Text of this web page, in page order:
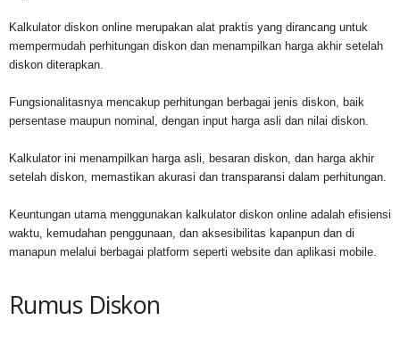
Kalkulator diskon online merupakan alat praktis yang dirancang untuk
mempermudah perhitungan diskon dan menampilkan harga akhir setelah
diskon diterapkan.
Fungsionalitasnya mencakup perhitungan berbagai jenis diskon, baik
persentase maupun nominal, dengan input harga asli dan nilai diskon.
Kalkulator ini menampilkan harga asli, besaran diskon, dan harga akhir
setelah diskon, memastikan akurasi dan transparansi dalam perhitungan.
Keuntungan utama menggunakan kalkulator diskon online adalah efisiensi
waktu, kemudahan penggunaan, dan aksesibilitas kapanpun dan di
manapun melalui berbagai platform seperti website dan aplikasi mobile.
Rumus Diskon